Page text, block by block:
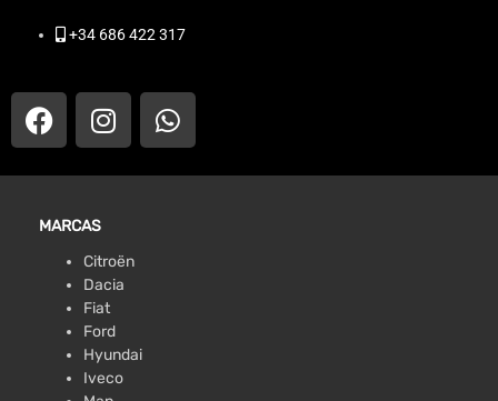
+34 686 422 317
MARCAS
Citroën
Dacia
Fiat
Ford
Hyundai
Iveco